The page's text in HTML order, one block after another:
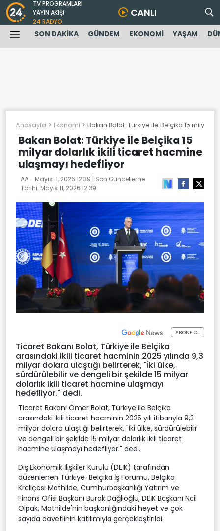
TV PROGRAMLARI
YAYIN AKIŞI
24 RADYO
CANLI
SON DAKİKA GÜNDEM EKONOMİ YAŞAM
Anasayfa Ekonomi Bakan Bolat: Türkiye ile Belçika 15 milyar
Bakan Bolat: Türkiye ile Belçika 15
milyar dolarlık ikili ticaret hacmine
ulaşmayı hedefliyor
AA - Mayıs 11, 2026 12:39 | Son Güncelleme
Tarihi: Mayıs 11, 2026 12:39
ABONE OL
Ticaret Bakanı Bolat, Türkiye ile Belçika
arasındaki ikili ticaret hacminin 2025 yılında 9,3
milyar dolara ulaştığı belirterek, "İki ülke,
sürdürülebilir ve dengeli bir şekilde 15 milyar
dolarlık ikili ticaret hacmine ulaşmayı
hedefliyor." dedi.
Ticaret Bakanı Ömer Bolat, Türkiye ile Belçika
arasındaki ikili ticaret hacminin 2025 yılı itibarıyla 9,3
milyar dolara ulaştığı belirterek, "İki ülke, sürdürülebilir
ve dengeli bir şekilde 15 milyar dolarlık ikili ticaret
hacmine ulaşmayı hedefliyor." dedi.
Dış Ekonomik İlişkiler Kurulu (DEİK) tarafından
düzenlenen Türkiye-Belçika İş Forumu, Belçika
Kraliçesi Mathilde, Cumhurbaşkanlığı Yatırım ve
Finans Ofisi Başkanı Burak Dağlıoğlu, DEİK Başkanı Nail
Olpak, Mathilde'nin başkanlığındaki heyet ve çok
sayıda davetlinin katılımıyla gerçekleştirildi.